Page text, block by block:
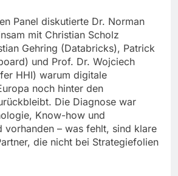
Panel diskutierte Dr. Norman
mit Christian Scholz
Gehring (Databricks), Patrick
und Prof. Dr. Wojciech
HHI) warum digitale
noch hinter den
Die Diagnose war
Know-how und
vorhanden – was fehlt, sind klare
die nicht bei Strategiefolien